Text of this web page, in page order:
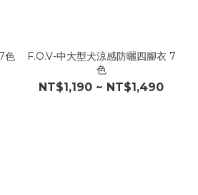
色
F.O.V-中大型犬涼感防曬四腳衣 7
色
NT$1,190 ~ NT$1,490